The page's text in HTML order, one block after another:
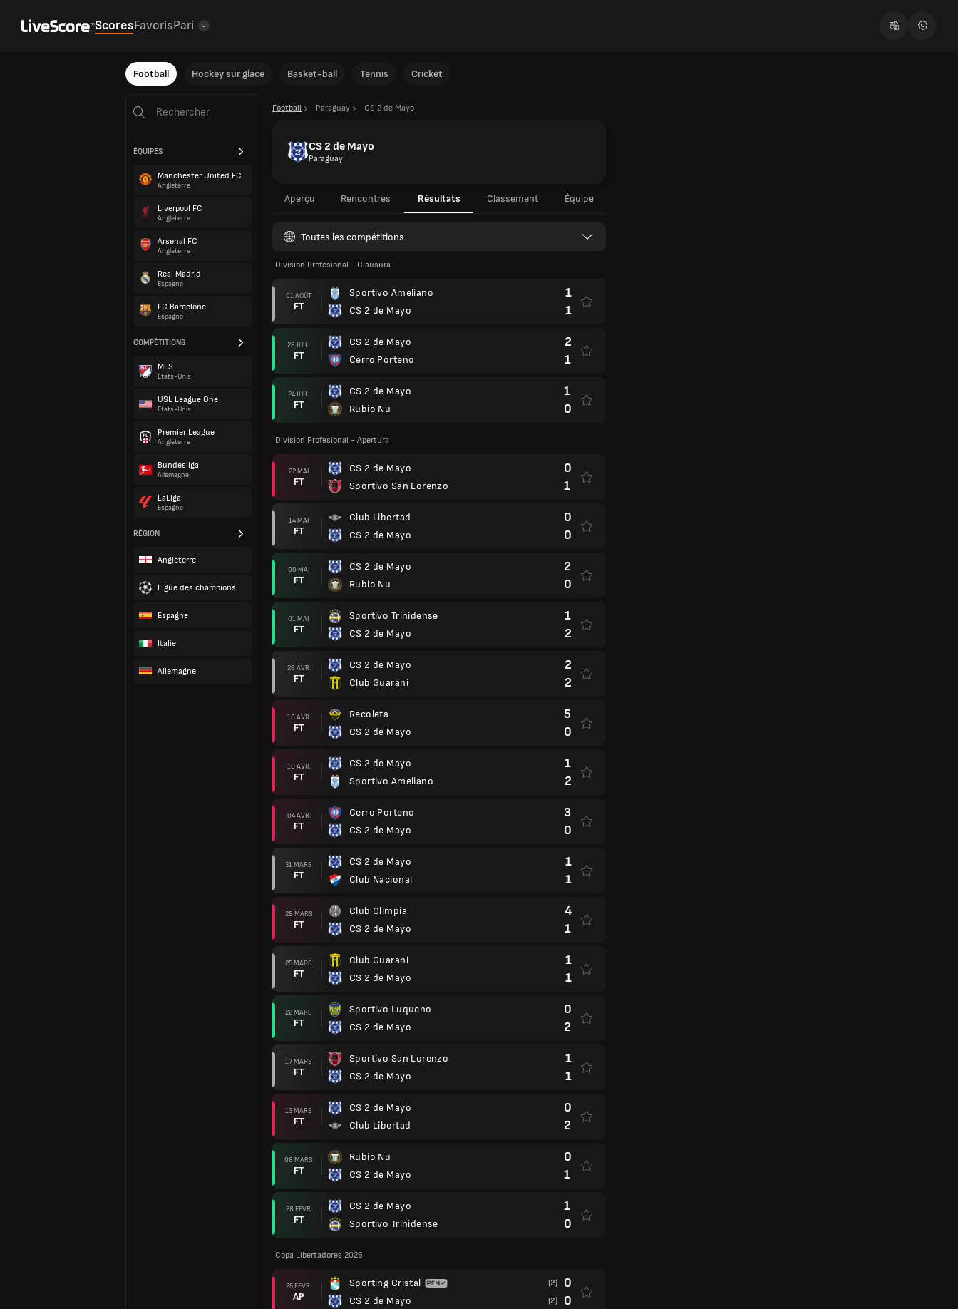
ScoresFavorisPari
Football Hockey sur glace Basket-ball Tennis Cricket
ÉQUIPES
Manchester United FC
Angleterre
Liverpool FC
Angleterre
Arsenal FC
Angleterre
Real Madrid
Espagne
FC Barcelone
Espagne
COMPÉTITIONS
MLS
États-Unis
USL League One
États-Unis
Premier League
Angleterre
Bundesliga
Allemagne
LaLiga
Espagne
RÉGION
Angleterre
Ligue des champions
Espagne
Italie
Allemagne
Football Paraguay CS 2 de Mayo
CS 2 de Mayo
Paraguay
Aperçu Rencontres Résultats Classement Équipe
Toutes les compétitions
Division Profesional - Clausura
01 AOÛT
FT
Sportivo Ameliano
CS 2 de Mayo
1
1
28 JUIL.
FT
CS 2 de Mayo
Cerro Porteno
2
1
24 JUIL.
FT
CS 2 de Mayo
Rubio Nu
1
0
Division Profesional - Apertura
22 MAI
FT
CS 2 de Mayo
Sportivo San Lorenzo
0
1
14 MAI
FT
Club Libertad
CS 2 de Mayo
0
0
09 MAI
FT
CS 2 de Mayo
Rubio Nu
2
0
01 MAI
FT
Sportivo Trinidense
CS 2 de Mayo
1
2
26 AVR.
FT
CS 2 de Mayo
Club Guaraní
2
2
18 AVR.
FT
Recoleta
CS 2 de Mayo
5
0
10 AVR.
FT
CS 2 de Mayo
Sportivo Ameliano
1
2
04 AVR.
FT
Cerro Porteno
CS 2 de Mayo
3
0
31 MARS
FT
CS 2 de Mayo
Club Nacional
1
1
28 MARS
FT
Club Olimpia
CS 2 de Mayo
4
1
25 MARS
FT
Club Guaraní
CS 2 de Mayo
1
1
22 MARS
FT
Sportivo Luqueno
CS 2 de Mayo
0
2
17 MARS
FT
Sportivo San Lorenzo
CS 2 de Mayo
1
1
13 MARS
FT
CS 2 de Mayo
Club Libertad
0
2
08 MARS
FT
Rubio Nu
CS 2 de Mayo
0
1
28 FÉVR.
FT
CS 2 de Mayo
Sportivo Trinidense
1
0
Copa Libertadores 2026
25 FÉVR.
AP
Sporting Cristal
CS 2 de Mayo
(2) 0
(2) 0